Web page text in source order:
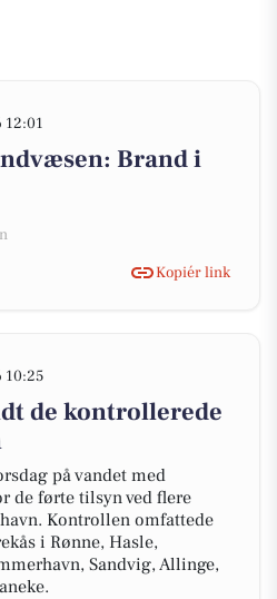
12:01
Brand i
Kopiér link
10:25
de kontrollerede
på vandet med
de førte tilsyn ved flere
Kontrollen omfattede
i Rønne, Hasle,
Sandvig, Allinge,